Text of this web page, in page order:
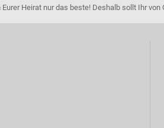
Heirat nur das beste! Deshalb sollt Ihr